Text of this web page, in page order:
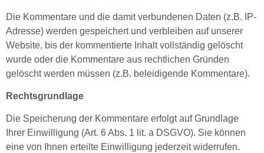
Die Kommentare und die damit verbundenen Daten (z.B. IP-
Adresse) werden gespeichert und verbleiben auf unserer
Website, bis der kommentierte Inhalt vollständig gelöscht
wurde oder die Kommentare aus rechtlichen Gründen
gelöscht werden müssen (z.B. beleidigende Kommentare).
Rechtsgrundlage
Die Speicherung der Kommentare erfolgt auf Grundlage
Ihrer Einwilligung (Art. 6 Abs. 1 lit. a DSGVO). Sie können
eine von Ihnen erteilte Einwilligung jederzeit widerrufen.